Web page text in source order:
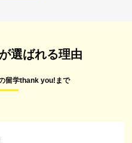
選ばれる理由
留学thank you!まで